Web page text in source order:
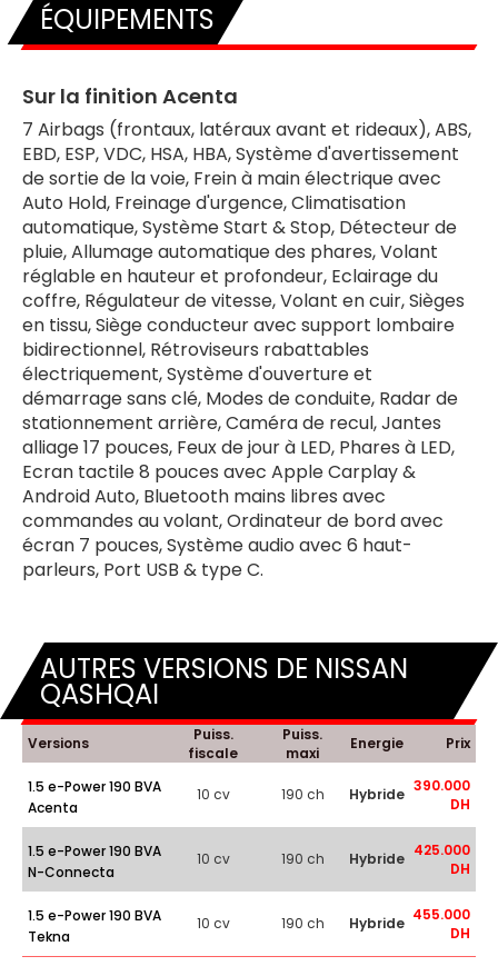
ÉQUIPEMENTS
Sur la finition Acenta
7 Airbags (frontaux, latéraux avant et rideaux), ABS,
EBD, ESP, VDC, HSA, HBA, Système d'avertissement
de sortie de la voie, Frein à main électrique avec
Auto Hold, Freinage d'urgence, Climatisation
automatique, Système Start & Stop, Détecteur de
pluie, Allumage automatique des phares, Volant
réglable en hauteur et profondeur, Eclairage du
coffre, Régulateur de vitesse, Volant en cuir, Sièges
en tissu, Siège conducteur avec support lombaire
bidirectionnel, Rétroviseurs rabattables
électriquement, Système d'ouverture et
démarrage sans clé, Modes de conduite, Radar de
stationnement arrière, Caméra de recul, Jantes
alliage 17 pouces, Feux de jour à LED, Phares à LED,
Ecran tactile 8 pouces avec Apple Carplay &
Android Auto, Bluetooth mains libres avec
commandes au volant, Ordinateur de bord avec
écran 7 pouces, Système audio avec 6 haut-
parleurs, Port USB & type C.
AUTRES VERSIONS DE NISSAN
QASHQAI
Versions
Puiss.
fiscale
Puiss.
maxi
Energie Prix
1.5 e-Power 190 BVA
Acenta
10 cv 190 ch Hybride 390.000
DH
1.5 e-Power 190 BVA
N-Connecta
10 cv 190 ch Hybride 425.000
DH
1.5 e-Power 190 BVA
Tekna
10 cv 190 ch Hybride 455.000
DH